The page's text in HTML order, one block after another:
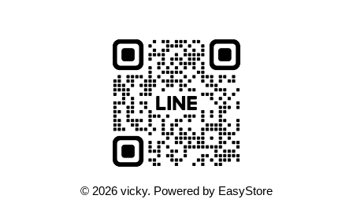
© 2026 vicky. Powered by EasyStore